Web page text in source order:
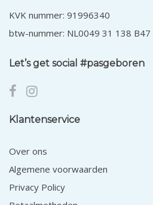
KVK nummer: 91996340
btw-nummer: NL0049 31 138 B47
Let’s get social #pasgeboren
Klantenservice
Over ons
Algemene voorwaarden
Privacy Policy